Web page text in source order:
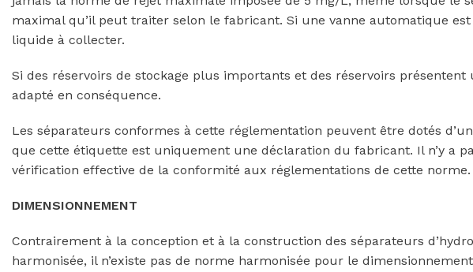
maximal qu’il peut traiter selon le fabricant. Si une vanne automatique
liquide à collecter.
Si des réservoirs de stockage plus importants et des réservoirs
adapté en conséquence.
Les séparateurs conformes à cette réglementation peuvent être dotés
que cette étiquette est uniquement une déclaration du fabricant. Il n’y a
vérification effective de la conformité aux réglementations de cette norme.
DIMENSIONNEMENT
Contrairement à la conception et à la construction des séparateurs
harmonisée, il n’existe pas de norme harmonisée pour le